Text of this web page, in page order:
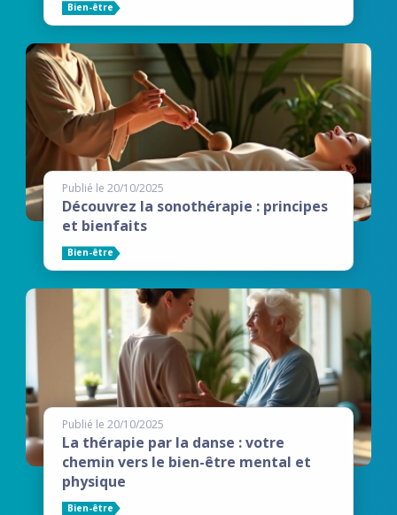
Bien-être
Publié le 20/10/2025
Découvrez la sonothérapie : principes
et bienfaits
Bien-être
Publié le 20/10/2025
La thérapie par la danse : votre
chemin vers le bien-être mental et
physique
Bien-être